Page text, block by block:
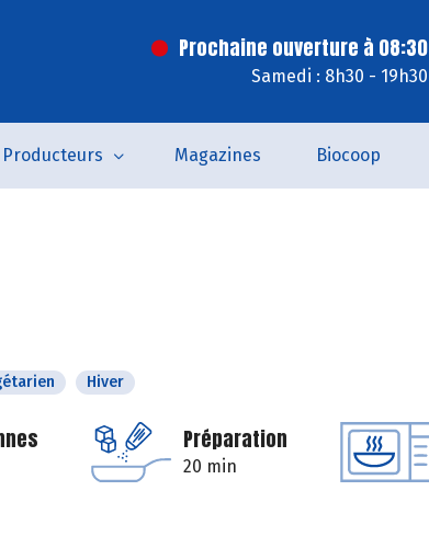
Prochaine ouverture à 08:30
Samedi : 8h30 - 19h30
Producteurs Magazines Biocoop
Hiver
Préparation
20 min